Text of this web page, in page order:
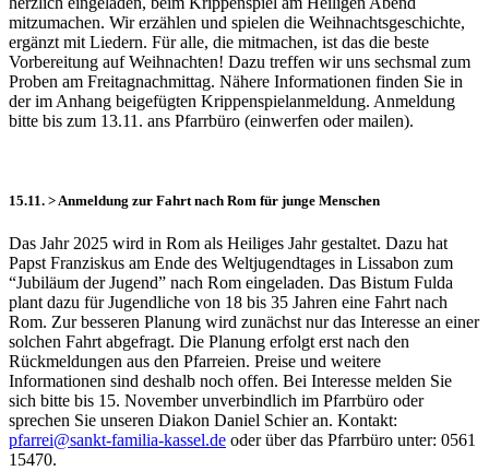
mitzumachen. Wir erzählen und spielen die Weihnachtsgeschichte,
ergänzt mit Liedern. Für alle, die mitmachen, ist das die beste
Vorbereitung auf Weihnachten! Dazu treffen wir uns sechsmal zum
Proben am Freitagnachmittag. Nähere Informationen finden Sie in
der im Anhang beigefügten Krippenspielanmeldung. Anmeldung
bitte bis zum 13.11. ans Pfarrbüro (einwerfen oder mailen).
15.11. > Anmeldung zur Fahrt nach Rom für junge Menschen
Das Jahr 2025 wird in Rom als Heiliges Jahr gestaltet. Dazu hat
Papst Franziskus am Ende des Weltjugendtages in Lissabon zum
“Jubiläum der Jugend” nach Rom eingeladen. Das Bistum Fulda
plant dazu für Jugendliche von 18 bis 35 Jahren eine Fahrt nach
Rom. Zur besseren Planung wird zunächst nur das Interesse an einer
solchen Fahrt abgefragt. Die Planung erfolgt erst nach den
Rückmeldungen aus den Pfarreien. Preise und weitere
Informationen sind deshalb noch offen. Bei Interesse melden Sie
sich bitte bis 15. November unverbindlich im Pfarrbüro oder
sprechen Sie unseren Diakon Daniel Schier an. Kontakt:
pfarrei@sankt-familia-kassel.de oder über das Pfarrbüro unter: 0561
15470.